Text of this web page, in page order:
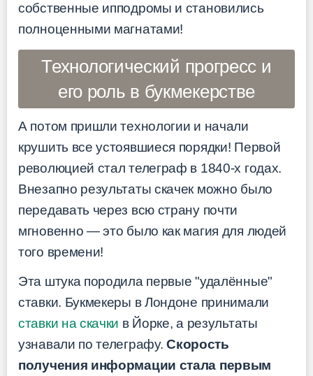
собственные ипподромы и становились
полноценными магнатами!
Технологический прогресс и
его роль в букмекерстве
А потом пришли технологии и начали
крушить все устоявшиеся порядки! Первой
революцией стал телеграф в 1840-х годах.
Внезапно результаты скачек можно было
передавать через всю страну почти
мгновенно — это было как магия для людей
того времени!
Эта штука породила первые "удалённые"
ставки. Букмекеры в Лондоне принимали
ставки на скачки в Йорке, а результаты
узнавали по телеграфу.Скорость
получения информации стала первым